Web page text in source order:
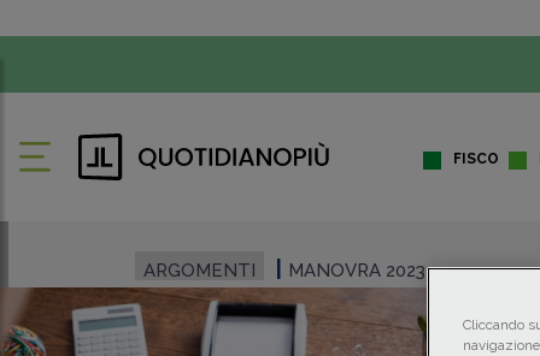
FISCO
ARGOMENTI MANOVRA 2023
Cliccando